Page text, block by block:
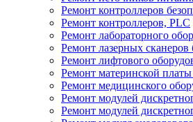
Ремонт контроллеров
Ремонт контроллеров, PLC
Ремонт лабораторного
Ремонт лазерных сканеров
Ремонт лифтового
Ремонт материнской
Ремонт медицинского
Ремонт модулей
Ремонт модулей